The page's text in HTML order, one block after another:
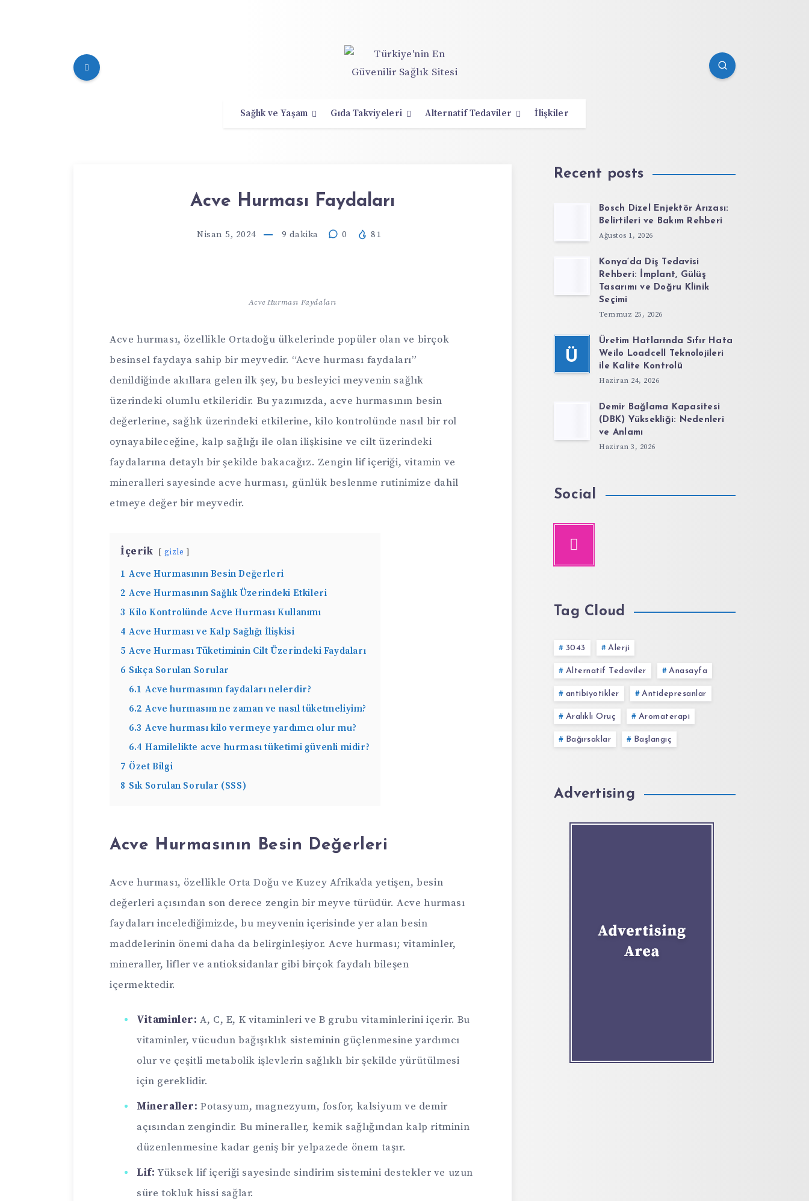
Sağlık ve Yaşam Gıda Takviyeleri Alternatif Tedaviler İlişkiler
Acve Hurması Faydaları
Nisan 5, 2024 9 dakika 0 81
Acve Hurması Faydaları
Acve hurması, özellikle Ortadoğu ülkelerinde popüler olan ve birçok
besinsel faydaya sahip bir meyvedir. “Acve hurması faydaları”
denildiğinde akıllara gelen ilk şey, bu besleyici meyvenin sağlık
üzerindeki olumlu etkileridir. Bu yazımızda, acve hurmasının besin
değerlerine, sağlık üzerindeki etkilerine, kilo kontrolünde nasıl bir rol
oynayabileceğine, kalp sağlığı ile olan ilişkisine ve cilt üzerindeki
faydalarına detaylı bir şekilde bakacağız. Zengin lif içeriği, vitamin ve
mineralleri sayesinde acve hurması, günlük beslenme rutinimize dahil
etmeye değer bir meyvedir.
İçerik gizle
1 Acve Hurmasının Besin Değerleri
2 Acve Hurmasının Sağlık Üzerindeki Etkileri
3 Kilo Kontrolünde Acve Hurması Kullanımı
4 Acve Hurması ve Kalp Sağlığı İlişkisi
5 Acve Hurması Tüketiminin Cilt Üzerindeki Faydaları
6 Sıkça Sorulan Sorular
6.1 Acve hurmasının faydaları nelerdir?
6.2 Acve hurmasını ne zaman ve nasıl tüketmeliyim?
6.3 Acve hurması kilo vermeye yardımcı olur mu?
6.4 Hamilelikte acve hurması tüketimi güvenli midir?
7 Özet Bilgi
8 Sık Sorulan Sorular (SSS)
Acve Hurmasının Besin Değerleri
Acve hurması, özellikle Orta Doğu ve Kuzey Afrika’da yetişen, besin
değerleri açısından son derece zengin bir meyve türüdür. Acve hurması
faydaları incelediğimizde, bu meyvenin içerisinde yer alan besin
maddelerinin önemi daha da belirginleşiyor. Acve hurması; vitaminler,
mineraller, lifler ve antioksidanlar gibi birçok faydalı bileşen
içermektedir.
Vitaminler: A, C, E, K vitaminleri ve B grubu vitaminlerini içerir. Bu
vitaminler, vücudun bağışıklık sisteminin güçlenmesine yardımcı
olur ve çeşitli metabolik işlevlerin sağlıklı bir şekilde yürütülmesi
için gereklidir.
Mineraller: Potasyum, magnezyum, fosfor, kalsiyum ve demir
açısından zengindir. Bu mineraller, kemik sağlığından kalp ritminin
düzenlenmesine kadar geniş bir yelpazede önem taşır.
Lif: Yüksek lif içeriği sayesinde sindirim sistemini destekler ve uzun
süre tokluk hissi sağlar.
Recent posts
Bosch Dizel Enjektör Arızası:
Belirtileri ve Bakım Rehberi
Ağustos 1, 2026
Konya’da Diş Tedavisi
Rehberi: İmplant, Gülüş
Tasarımı ve Doğru Klinik
Seçimi
Temmuz 25, 2026
Ü
Üretim Hatlarında Sıfır Hata
Weilo Loadcell Teknolojileri
ile Kalite Kontrolü
Haziran 24, 2026
Demir Bağlama Kapasitesi
(DBK) Yüksekliği: Nedenleri
ve Anlamı
Haziran 3, 2026
Social
Tag Cloud
3043 Alerji
Alternatif Tedaviler Anasayfa
antibiyotikler Antidepresanlar
Aralıklı Oruç Aromaterapi
Bağırsaklar Başlangıç
Advertising